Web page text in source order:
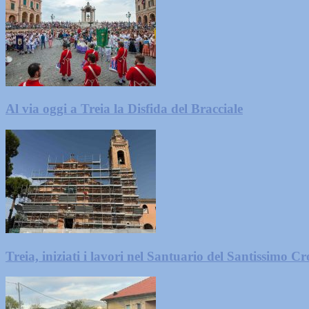
Al via oggi a Treia la Disfida del Bracciale
Treia, iniziati i lavori nel Santuario del Santissimo